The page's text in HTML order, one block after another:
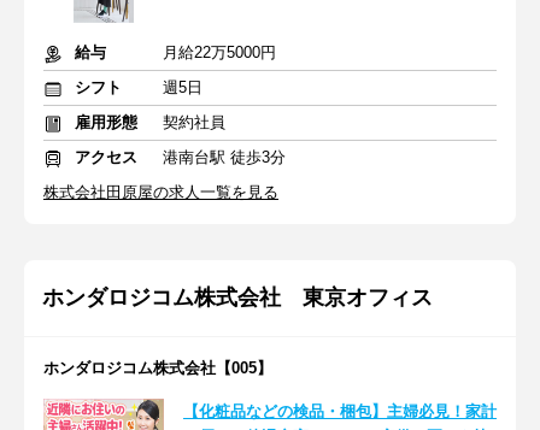
給与
月給22万5000円
シフト
週5日
雇用形態
契約社員
アクセス
港南台駅 徒歩3分
株式会社田原屋の求人一覧を見る
ホンダロジコム株式会社 東京オフィス
ホンダロジコム株式会社【005】
【化粧品などの検品・梱包】主婦必見！家計